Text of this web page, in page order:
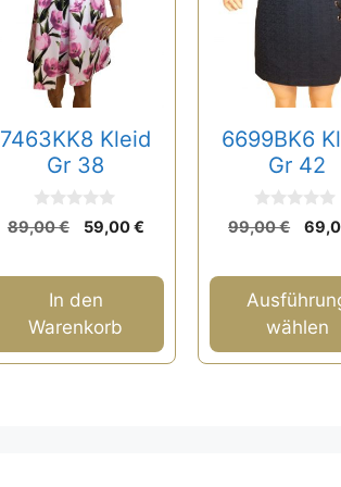
7463KK8 Kleid
Gr 38
0
v
5
89,00€
Ursprünglicher
war:
89,00 €
59,00€Aktueller
ist:
In den
Warenkorb
6699BK6
Gr 42
0
v
5
99,00€
war:
wählen
Optionen
auf
gewählt
werden